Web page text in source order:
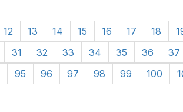
12 13 14 15 16 17 18
31 32 33 34 35 36
37
95 96 97 98 99 100